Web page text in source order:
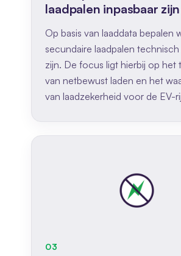
laadpalen inpasbaar zijn
Op basis van laaddata bepalen
secundaire laadpalen technisch
zijn. De focus ligt hierbij op het
van netbewust laden en het
van laadzekerheid voor de EV-
03